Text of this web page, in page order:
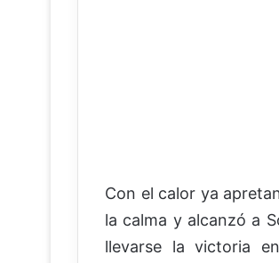
Con el calor ya
la calma y alcanzó a
llevarse la victoria